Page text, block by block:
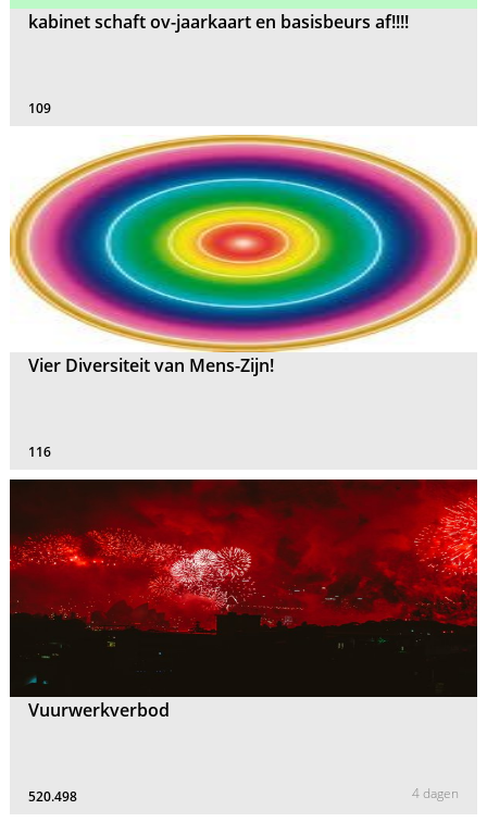
kabinet schaft ov-jaarkaart en basisbeurs af!!!!
109
Vier Diversiteit van Mens-Zijn!
116
Vuurwerkverbod
520.498 4 dagen